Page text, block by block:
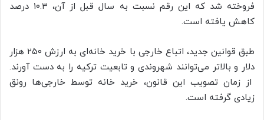
فروخته شد که این رقم نسبت به سال قبل از آن، ۱۰.۳ درصد
کاهش یافته است.
طبق قوانین جدید، اتباع خارجی با خرید خانه‌ای به ارزش ۲۵۰ هزار
دلار و بالاتر می‌توانند شهروندی و تابعیت ترکیه را به دست آورند.
از زمان تصویب این قانون، خرید خانه توسط خارجی‌ها رونق
زیادی گرفته است.